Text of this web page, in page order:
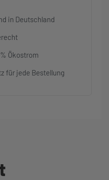
in Deutschland
Ökostrom
für jede Bestellung